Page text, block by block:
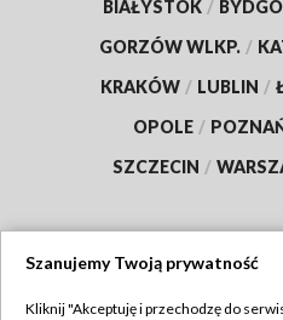
BIAŁYSTOK /
GORZÓW WLKP. /
KRAKÓW / LUBLIN /
OPOLE /
SZCZECIN /
Szanujemy Twoją prywatność
Kliknij "Akceptuję i przechodzę do